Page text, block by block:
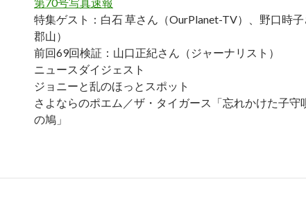
特集ゲスト：白石 草さん（OurPlanet-TV）、野口時子
郡山）
前回69回検証：山口正紀さん（ジャーナリスト）
ニュースダイジェスト
ジョニーと乱のほっとスポット
さよならのポエム／ザ・タイガース「忘れかけた子守
の鳩」